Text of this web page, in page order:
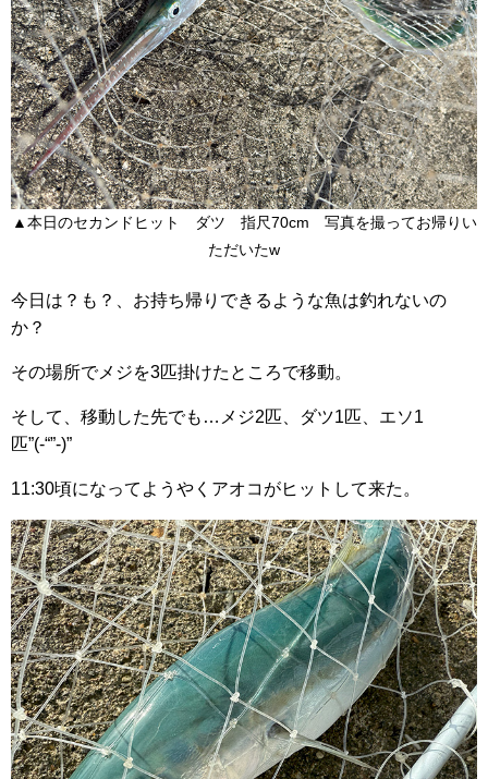
▲本日のセカンドヒット ダツ 指尺70cm 写真を撮ってお帰りい
ただいたw
今日は？も？、お持ち帰りできるような魚は釣れないの
か？
その場所でメジを3匹掛けたところで移動。
そして、移動した先でも…メジ2匹、ダツ1匹、エソ1
匹”(-“”-)”
11:30頃になってようやくアオコがヒットして来た。